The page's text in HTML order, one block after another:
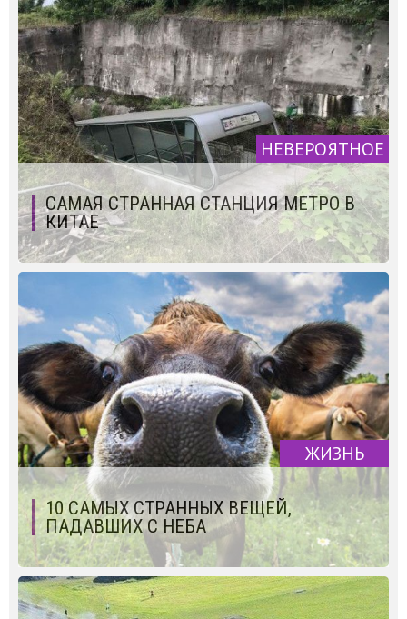
НЕВЕРОЯТНОЕ
САМАЯ СТРАННАЯ СТАНЦИЯ МЕТРО В
КИТАЕ
ЖИЗНЬ
10 САМЫХ СТРАННЫХ ВЕЩЕЙ,
ПАДАВШИХ С НЕБА